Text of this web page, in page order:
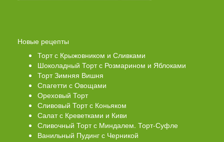
Новые рецепты
Торт с Крыжовником и Сливками
Шоколадный Торт с Розмарином и Яблоками
Торт Зимняя Вишня
Спагетти с Овощами
Ореховый Торт
Сливовый Торт с Коньяком
Салат с Креветками и Киви
Сливочный Торт с Миндалем. Торт-Суфле
Ванильный Пудинг с Черникой